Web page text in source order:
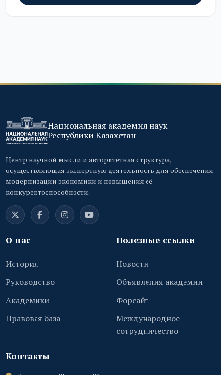
Национальная академия наук
Республики Казахстан
Центр научной мысли и авторитетная структура,
осуществляющая экспертную деятельность для обеспечения
модернизации экономики и повышения её
конкурентоспособности.
О нас
История
Руководство
Академики
Правовая база
Полезные ссылки
Новости
Объявления академии
Форсайт
Международное
сотрудничество
Контакты